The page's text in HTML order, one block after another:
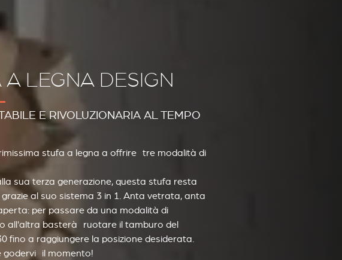
A LEGNA DESIGN
E RIVOLUZIONARIA AL TEMPO
stufa a legna a offrire tre modalità di
sua terza generazione, questa stufa resta
grazie al suo sistema 3 in 1. Anta vetrata, anta
per passare da una modalità di
all'altra basterà ruotare il tamburo del
fino a raggiungere la posizione desiderata.
godervi il momento!